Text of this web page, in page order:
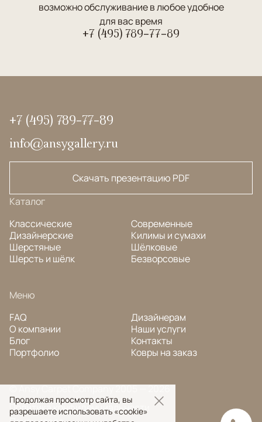
возможно обслуживание в любое удобное
для вас время
+7 (495) 789-77-89
+7 (495) 789-77-89
info@ansygallery.ru
Скачать презентацию PDF
Каталог
Классические
Дизайнерские
Шерстяные
Шерсть и шёлк
Современные
Килимы и сумахи
Шёлковые
Безворсовые
Меню
FAQ
О компании
Блог
Портфолио
Дизайнерам
Наши услуги
Контакты
Ковры на заказ
© Ansy Carpet Company 2005 — 2026
Политика конфиденциальности
Продолжая просмотр сайта, вы
разрешаете использовать «cookie»